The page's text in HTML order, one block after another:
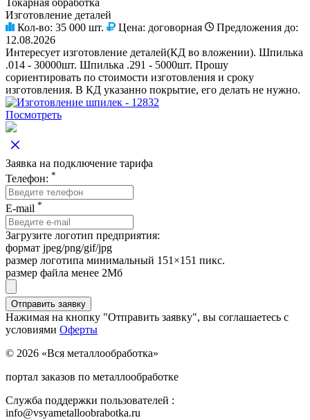
Изготовление деталей
Кол-во: 35 000 шт. Цена: договорная
Предложения до:
12.08.2026
Интересует изготовление деталей(КД во вложении). Шпилька
.014 - 30000шт. Шпилька .291 - 5000шт. Прошу
сориентировать по стоимости изготовления и сроку
изготовления. В КД указанно покрытие, его делать не нужно.
Посмотреть
Заявка на подключение тарифа
Телефон: *
E-mail *
Загрузите логотип предприятия:
формат jpeg/png/gif/jpg
размер логотипа минимальный 151×151 пикс.
размер файла менее 2Мб
Нажимая на кнопку "Отправить заявку", вы соглашаетесь с
условиями Оферты
© 2026 «Вся металлообработка»
портал заказов по металлообработке
Служба поддержки пользователей :
info@vsyametalloobrabotka.ru